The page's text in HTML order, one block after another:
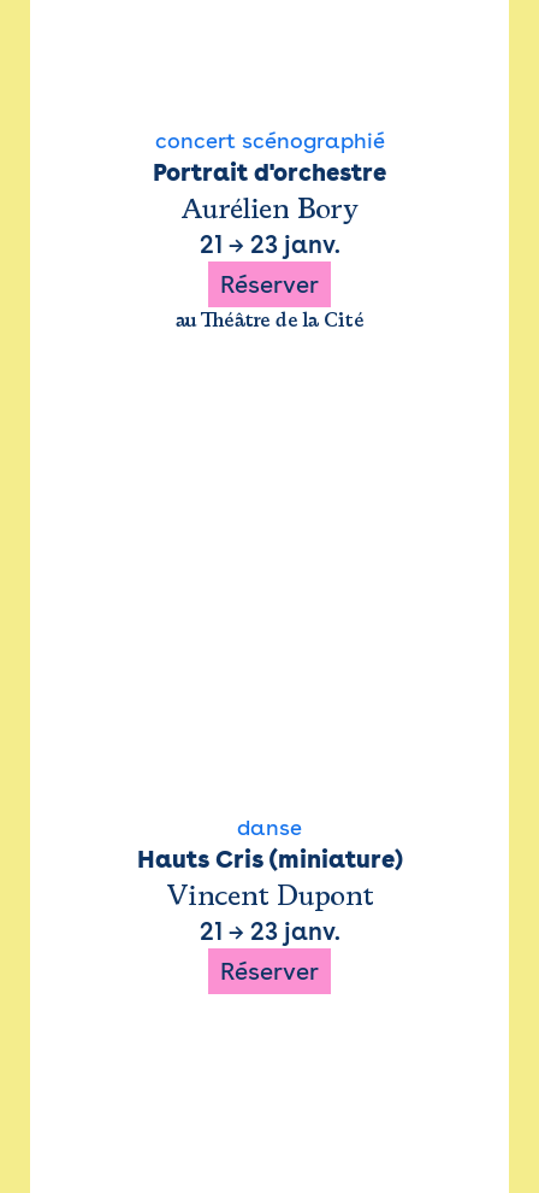
concert scénographié
Portrait d'orchestre
Aurélien Bory
21 → 23 janv.
Réserver
au Théâtre de la Cité
danse
Hauts Cris (miniature)
Vincent Dupont
21 → 23 janv.
Réserver